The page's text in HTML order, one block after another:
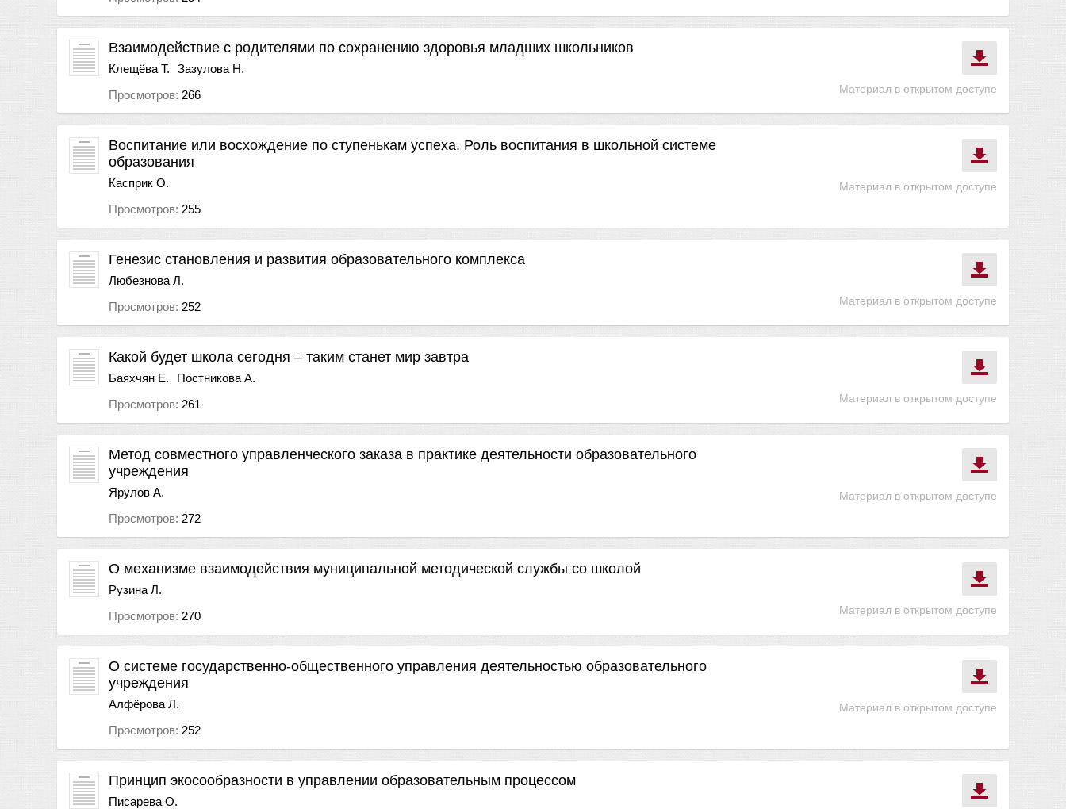
Материал в открытом доступе
Взаимодействие с родителями по сохранению здоровья младших школьников
Клещёва Т.
Зазулова Н.
Просмотров: 266
Материал в открытом доступе
Воспитание или восхождение по ступенькам успеха. Роль воспитания в школьной системе
образования
Касприк О.
Просмотров: 255
Материал в открытом доступе
Генезис становления и развития образовательного комплекса
Любезнова Л.
Просмотров: 252
Материал в открытом доступе
Какой будет школа сегодня – таким станет мир завтра
Баяхчян Е.
Постникова А.
Просмотров: 261
Материал в открытом доступе
Метод совместного управленческого заказа в практике деятельности образовательного
учреждения
Ярулов А.
Просмотров: 272
Материал в открытом доступе
О механизме взаимодействия муниципальной методической службы со школой
Рузина Л.
Просмотров: 270
Материал в открытом доступе
О системе государственно-общественного управления деятельностью образовательного
учреждения
Алфёрова Л.
Просмотров: 252
Принцип экосообразности в управлении образовательным процессом
Писарева О.